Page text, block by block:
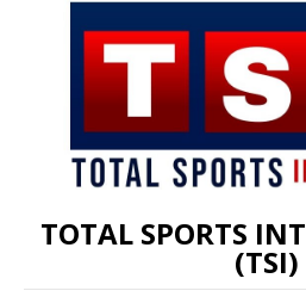
TOTAL SPORTS
(TSI)